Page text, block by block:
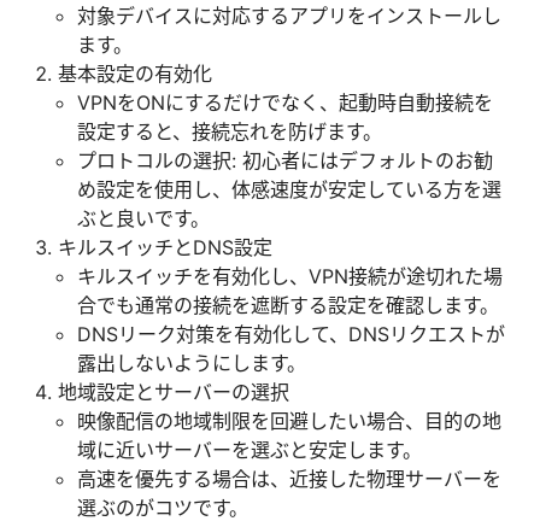
対象デバイスに対応するアプリをインストールし
ます。
基本設定の有効化
VPNをONにするだけでなく、起動時自動接続を
設定すると、接続忘れを防げます。
プロトコルの選択: 初心者にはデフォルトのお勧
め設定を使用し、体感速度が安定している方を選
ぶと良いです。
キルスイッチとDNS設定
キルスイッチを有効化し、VPN接続が途切れた場
合でも通常の接続を遮断する設定を確認します。
DNSリーク対策を有効化して、DNSリクエストが
露出しないようにします。
地域設定とサーバーの選択
映像配信の地域制限を回避したい場合、目的の地
域に近いサーバーを選ぶと安定します。
高速を優先する場合は、近接した物理サーバーを
選ぶのがコツです。